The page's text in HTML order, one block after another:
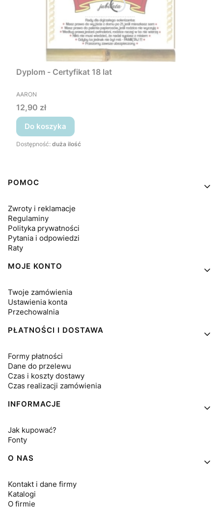
Dyplom - Certyfikat 18 lat
PRODUCENT
AARON
Cena
12,90 zł
Do koszyka
Dostępność: duża ilość
Linki w stopce
POMOC
Zwroty i reklamacje
Regulaminy
Polityka prywatności
Pytania i odpowiedzi
Raty
MOJE KONTO
Twoje zamówienia
Ustawienia konta
Przechowalnia
PŁATNOŚCI I DOSTAWA
Formy płatności
Dane do przelewu
Czas i koszty dostawy
Czas realizacji zamówienia
INFORMACJE
Jak kupować?
Fonty
O NAS
Kontakt i dane firmy
Katalogi
O firmie